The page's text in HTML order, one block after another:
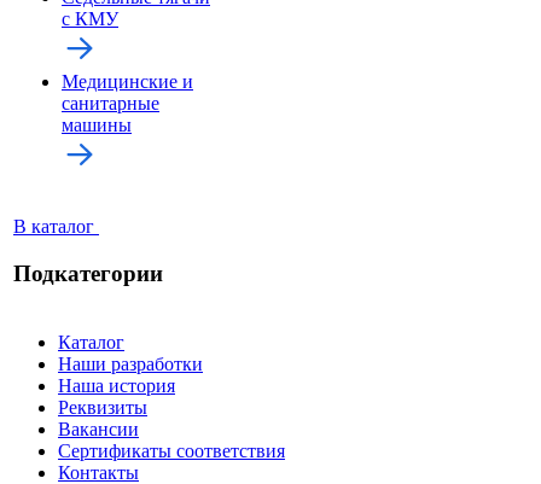
с КМУ
Медицинские и
санитарные
машины
В каталог
Подкатегории
Каталог
Наши разработки
Наша история
Реквизиты
Вакансии
Сертификаты соответствия
Контакты